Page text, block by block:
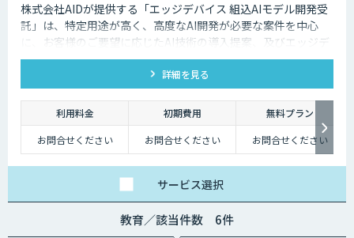
株式会社AIDが提供する「エッジデバイス 組込AIモデル開発受
託」は、特定用途が高く、高度なAI開発が必要な案件を中心
に、お客様のご要望に応じたAI技術の導入提案、及びエッジデ
バイス向けAIアルゴリズムの開発受託を行います。 Nvidia
Jetson、Raspberry Pi、Google Coral TPU、ソラコム S+
Camera、Panasonic Vieureka等、多様なエッジデバイスに対
応しており、可視光カメラに加え、赤外線、LiDARセンサーの
活用経験も豊富にございます。
詳細を見る
利用料金 初期費用
無料プラン
お問合せください
お問合せください お問合せください
サービス選択
教育／該当件数 6件